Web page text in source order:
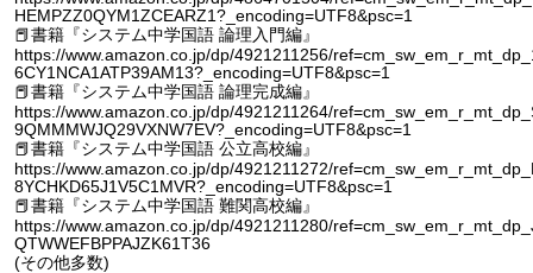
HEMPZZ0QYM1ZCEARZ1?_encoding=UTF8&psc=1
📕書籍『システム中学国語 論理入門編』
https://www.amazon.co.jp/dp/4921211256/
6CY1NCA1ATP39AM13?_encoding=UTF8&psc=1
📕書籍『システム中学国語 論理完成編』
https://www.amazon.co.jp/dp/4921211264/
9QMMMWJQ29VXNW7EV?_encoding=UTF8&psc=1
📕書籍『システム中学国語 公立高校編』
https://www.amazon.co.jp/dp/4921211272/
8YCHKD65J1V5C1MVR?_encoding=UTF8&psc=1
📕書籍『システム中学国語 難関高校編』
https://www.amazon.co.jp/dp/4921211280/
QTWWEFBPPAJZK61T36
(その他多数)